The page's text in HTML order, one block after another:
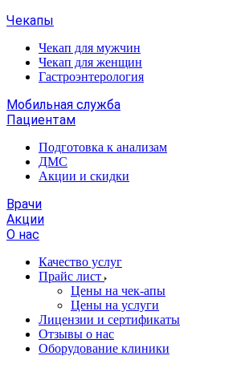
Чекапы
Чекап для мужчин
Чекап для женщин
Гастроэнтерология
Мобильная служба
Пациентам
Подготовка к анализам
­ДМС
­Акции и скидки
Врачи
Акции
О нас
Качество услуг
Прайс лист
​​​​​Цены на чек-апы
Цены на услуги
Лицензии и сертификаты
Отзывы о нас
Оборудование клиники